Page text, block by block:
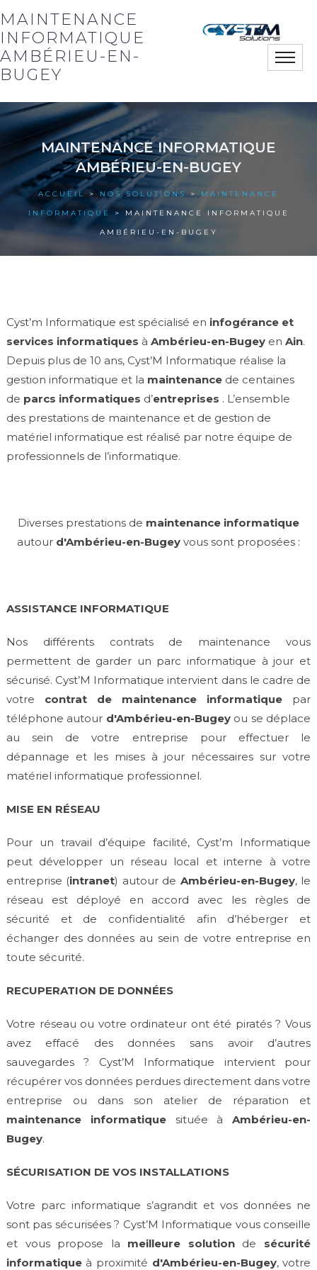
MAINTENANCE
INFORMATIQUE
AMBÉRIEU-EN-
BUGEY
Notre société
Nos solutions
Nos actus
Nos références
Toggle
MAINTENANCE INFORMATIQUE
AMBÉRIEU-EN-BUGEY
ACCUEIL> NOS SOLUTIONS> MAINTENANCE
INFORMATIQUE> MAINTENANCE INFORMATIQUE
AMBÉRIEU-EN-BUGEY
Cyst’m Informatique est spécialisé en infogérance et
services informatiques à Ambérieu-en-Bugeyen Ain.
Depuis plus de 10 ans, Cyst’M Informatique réalise la
gestion informatique et la maintenancede centaines
de parcs informatiques d’entreprises . L’ensemble
des prestations de maintenance et de gestion de
matériel informatique est réalisé par notre équipe de
professionnels de l’informatique.
Diverses prestations de maintenance informatique
autour d'Ambérieu-en-Bugeyvous sont proposées :
ASSISTANCE INFORMATIQUE
Nos différents contrats de maintenance vous
permettent de garder un parc informatique à jour et
sécurisé. Cyst’M Informatique intervient dans le cadre de
votre contrat de maintenance informatique par
téléphone autour d'Ambérieu-en-Bugey ou se déplace
au sein de votre entreprise pour effectuer le
dépannage et les mises à jour nécessaires sur votre
matériel informatique professionnel.
MISE EN RÉSEAU
Pour un travail d’équipe facilité, Cyst’m Informatique
peut développer un réseau local et interne à votre
entreprise (intranet) autour de Ambérieu-en-Bugey, le
réseau est déployé en accord avec les règles de
sécurité et de confidentialité afin d’héberger et
échanger des données au sein de votre entreprise en
toute sécurité.
RECUPERATION DE DONNÉES
Votre réseau ou votre ordinateur ont été piratés ? Vous
avez effacé des données sans avoir d’autres
sauvegardes ? Cyst’M Informatique intervient pour
récupérer vos données perdues directement dans votre
entreprise ou dans son atelier de réparation et
maintenance informatique située à
Ambérieu-en-
Bugey.
SÉCURISATION DE VOS INSTALLATIONS
Votre parc informatique s’agrandit et vos données ne
sont pas sécurisées ? Cyst’M Informatique vous conseille
et vous propose la meilleure solutionde sécurité
informatiqueà proximité d'Ambérieu-en-Bugey, votre